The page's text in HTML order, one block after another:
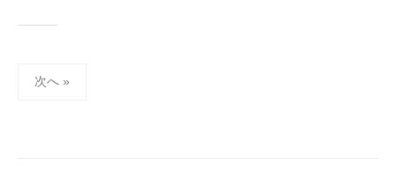
次へ »